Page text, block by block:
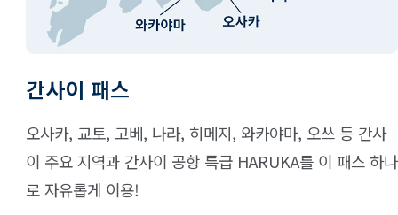
간사이 패스
오사카, 교토, 고베, 나라, 히메지, 와카야마, 오쓰 등 간사
이 주요 지역과 간사이 공항 특급 HARUKA를 이 패스 하나
로 자유롭게 이용!